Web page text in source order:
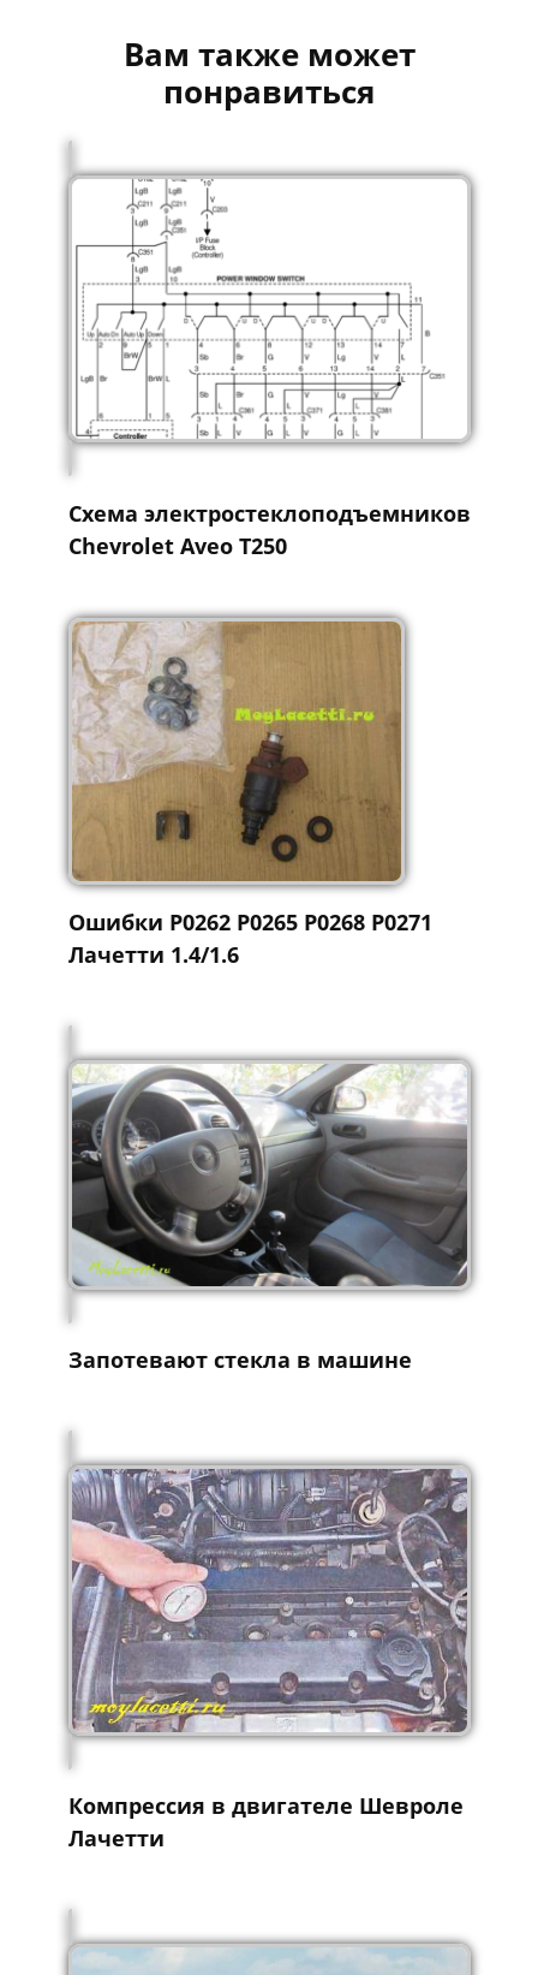
Вам также может
понравиться
Схема электростеклоподъемников
Chevrolet Aveo Т250
Ошибки P0262 P0265 P0268 P0271
Лачетти 1.4/1.6
Запотевают стекла в машине
Компрессия в двигателе Шевроле
Лачетти